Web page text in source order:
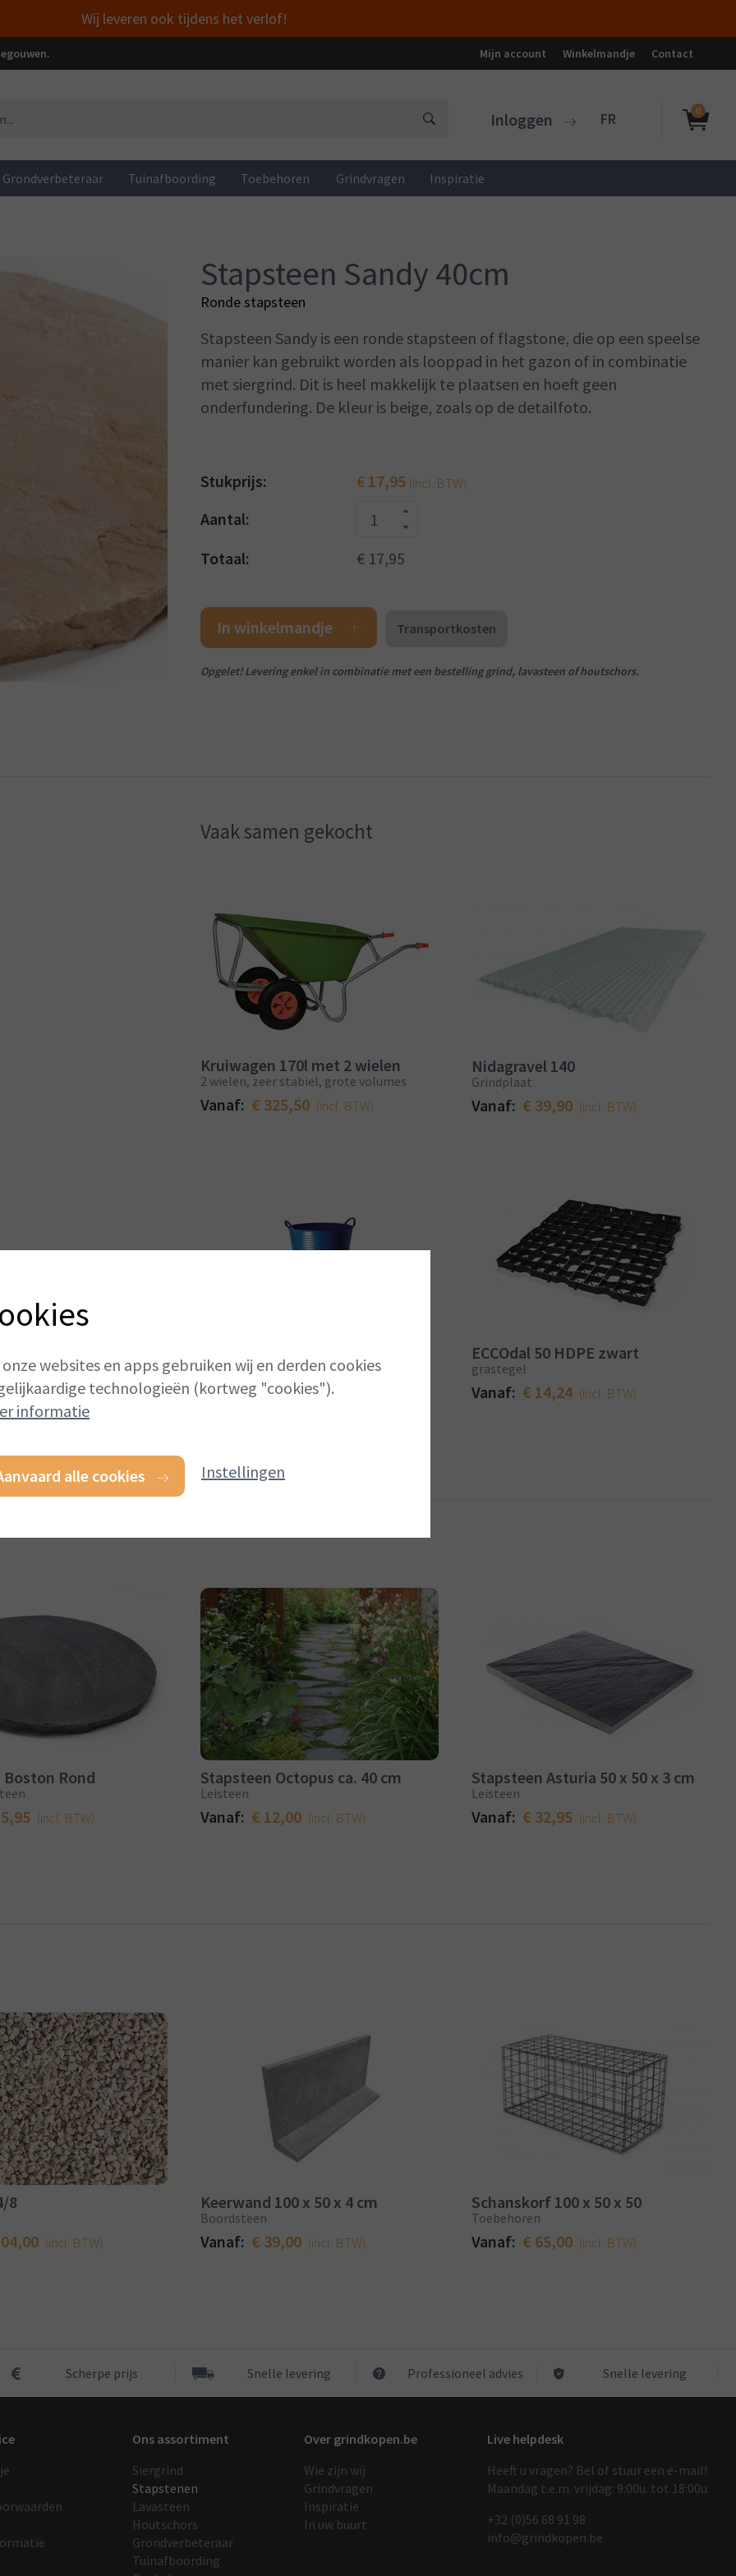
Wij leveren ook tijdens het verlof!
Mijn account Winkelmandje Contact
Inloggen FR 0
Grondverbeteraar Tuinafboording Toebehoren Grindvragen Inspiratie
Stapsteen Sandy 40cm
Ronde stapsteen
Stapsteen Sandy is een ronde stapsteen of flagstone, die op een speelse
manier kan gebruikt worden als looppad in het gazon of in combinatie
met siergrind. Dit is heel makkelijk te plaatsen en hoeft geen
onderfundering. De kleur is beige, zoals op de detailfoto.
Stukprijs: € 17,95 (incl. BTW)
Aantal:
Totaal:
€ 17,95
In winkelmandje Transportkosten
Opgelet! Levering enkel in combinatie met een bestelling grind, lavasteen of houtschors.
Vaak samen gekocht
Kruiwagen 170l met 2 wielen
2 wielen, zeer stabiel, grote volumes
Vanaf: € 325,50 (incl. BTW)
Nidagravel 140
Grindplaat
Vanaf: € 39,90 (incl. BTW)
1001 toepassingen
Vanaf:€ 16,68 (incl. BTW)
ECCOdal 50 HDPE zwart
grastegel
Vanaf: € 14,24 (incl. BTW)
Rond
(incl. BTW)
Stapsteen Octopus ca. 40 cm
Leisteen
Vanaf: € 12,00 (incl. BTW)
Stapsteen Asturia 50 x 50 x 3 cm
Leisteen
Vanaf: € 32,95 (incl. BTW)
8
(incl. BTW)
Keerwand 100 x 50 x 4 cm
Boordsteen
Vanaf: € 39,00 (incl. BTW)
Schanskorf 100 x 50 x 50
Toebehoren
Vanaf: € 65,00 (incl. BTW)
Scherpe prijs Snelle levering Professioneel advies Snelle levering
Ons assortiment
Siergrind
Stapstenen
Lavasteen
Houtschors
Grondverbeteraar
Tuinafboording
Over grindkopen.be
Wie zijn wij
Grindvragen
Inspiratie
In uw buurt
Live helpdesk
Heeft u vragen? Bel of stuur een e-mail!
Maandag t.e.m. vrijdag: 9:00u. tot 18:00u.
+32 (0)56 68 91 98
info@grindkopen.be
onze websites en apps gebruiken wij en derden cookies
technologieën (kortweg "cookies").
informatie
alle cookies Instellingen